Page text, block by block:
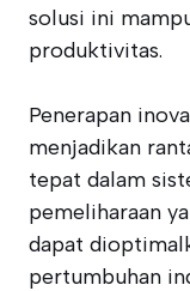
solusi ini
produktivitas.
Penerapan
menjadikan
tepat dalam
pemeliharaan
dapat
pertumbuhan